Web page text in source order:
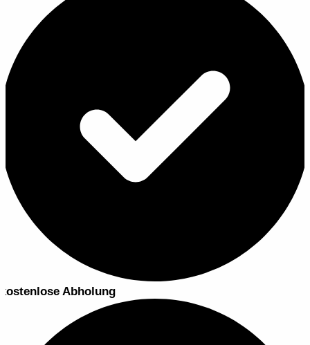
kostenlose Abholung